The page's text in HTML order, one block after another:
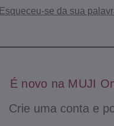
Esqueceu-se da sua
É novo na MUJI
Crie uma conta e